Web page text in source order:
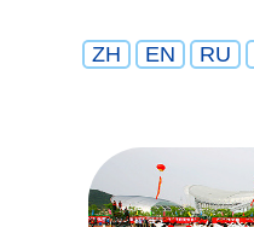
ZH EN RU